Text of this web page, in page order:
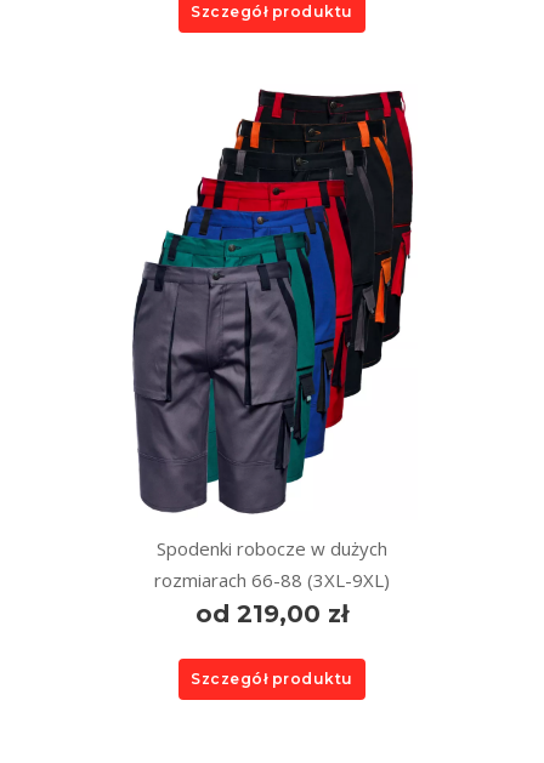
Szczegół produktu
Spodenki robocze w dużych
rozmiarach 66-88 (3XL-9XL)
od 219,00 zł
Szczegół produktu